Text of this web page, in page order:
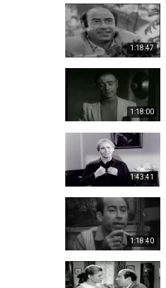
1:18:47
1:18:00
1:43:41
1:18:40